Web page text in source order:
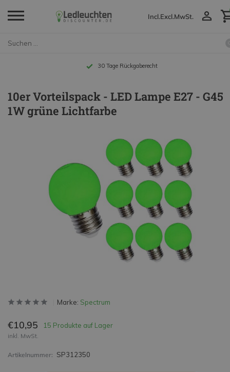
Incl.Excl.MwSt.
Bis zu 10 Jahre Garantie
10er Vorteilspack - LED Lampe E27 - G45
1W grüne Lichtfarbe
Marke: Spectrum
€10,95 15 Produkte auf Lager
inkl. MwSt.
Artikelnummer: SP312350